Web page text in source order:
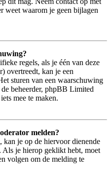
weet waarom je geen bijlagen
regels, als je één van deze
overtreedt, kan je een
sturen van een waarschuwing
beheerder, phpBB Limited
mee te maken.
melden?
kan je op de hiervoor dienende
je hierop geklikt hebt, moet
volgen om de melding te